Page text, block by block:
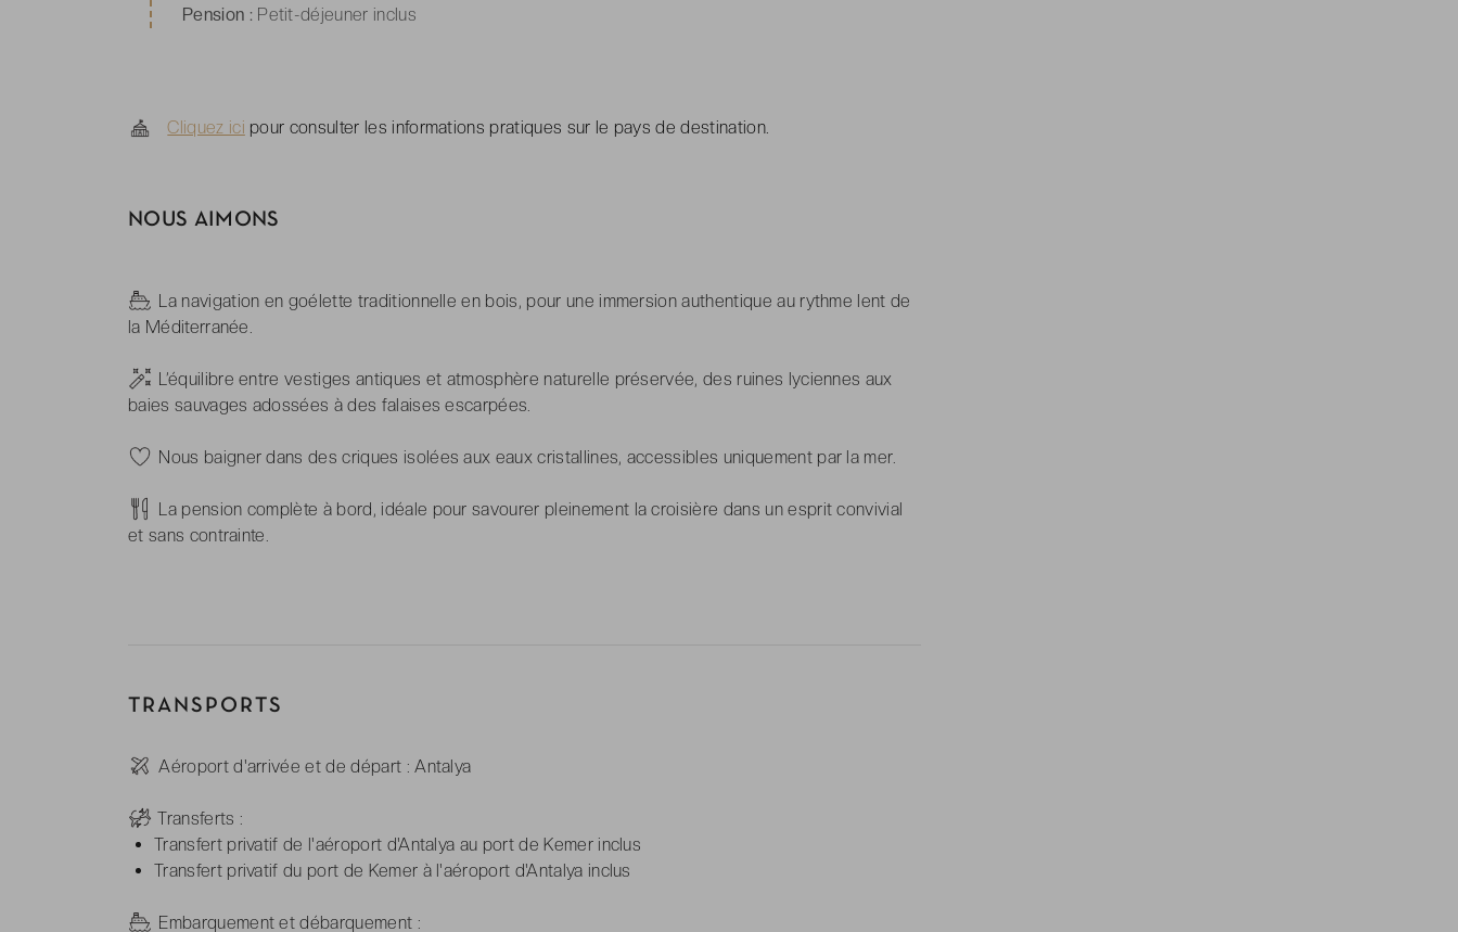
Pension : Petit-déjeuner inclus
Cliquez ici pour consulter les informations pratiques sur le pays de destination.
NOUS AIMONS
La navigation en goélette traditionnelle en bois, pour une immersion authentique au rythme lent de
la Méditerranée.
L’équilibre entre vestiges antiques et atmosphère naturelle préservée, des ruines lyciennes aux
baies sauvages adossées à des falaises escarpées.
Nous baigner dans des criques isolées aux eaux cristallines, accessibles uniquement par la mer.
La pension complète à bord, idéale pour savourer pleinement la croisière dans un esprit convivial
et sans contrainte.
TRANSPORTS
-Aéroport d'arrivée et de départ : Antalya
-Transferts :
Transfert privatif de l'aéroport d'Antalya au port de Kemer inclus
Transfert privatif du port de Kemer à l'aéroport d'Antalya inclus
Embarquement et débarquement :